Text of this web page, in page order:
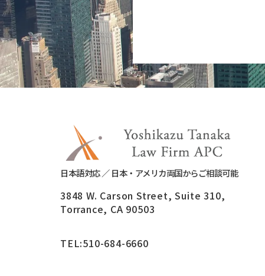
日本語対応 ／ 日本・アメリカ両国からご相談可能
3848 W. Carson Street, Suite 310,
Torrance, CA 90503
TEL:510-684-6660